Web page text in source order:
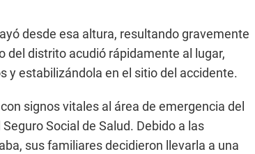
desde esa altura, resultando gravemente
del distrito acudió rápidamente al lugar,
y estabilizándola en el sitio del accidente.
signos vitales al área de emergencia del
Social de Salud. Debido a las
sus familiares decidieron llevarla a una